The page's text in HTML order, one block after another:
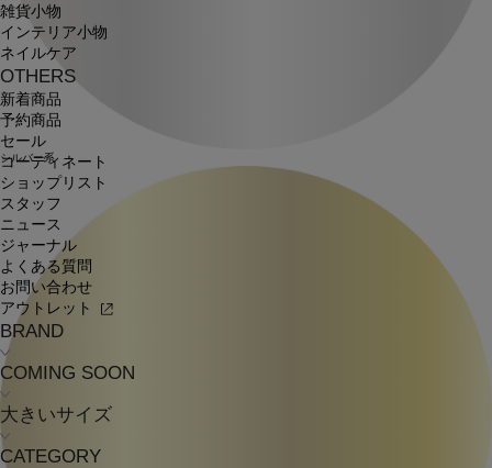
雑貨小物
インテリア小物
ネイルケア
OTHERS
新着商品
予約商品
セール
コーディネート
ショップリスト
スタッフ
ニュース
ジャーナル
よくある質問
お問い合わせ
アウトレット
BRAND
COMING SOON
大きいサイズ
CATEGORY
シルバー系